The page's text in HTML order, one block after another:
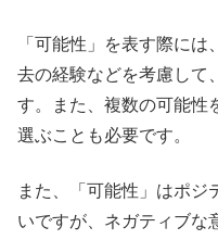
「可能性」を表す際に
去の経験などを考慮して
す。また、複数の可能性
選ぶことも必要です。
また、「可能性」はポジ
いですが、ネガティブな